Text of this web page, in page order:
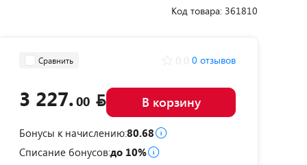
Код товара: 361810
Сравнить 0 отзывов
3 227.00 В корзину
Бонусы к начислению:80.68
Списание бонусов:до 10%